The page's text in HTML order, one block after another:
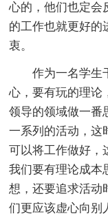
心的，他们也定会
的工作也就更好的
衷。
作为一名学生
心，要有玩的理论
领导的领域做一番
一系列的活动，这
可以将工作做好，
我们要有理论成本
想，还要追求活动
们更应该虚心向别